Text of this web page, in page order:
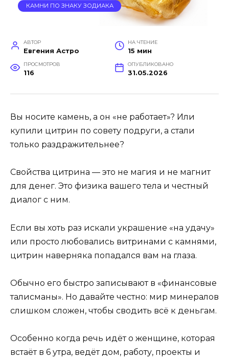
КАМНИ ПО ЗНАКУ ЗОДИАКА
АВТОР
Евгения Астро
НА ЧТЕНИЕ
15 мин
ПРОСМОТРОВ
116
ОПУБЛИКОВАНО
31.05.2026
Вы носите камень, а он «не работает»? Или
купили цитрин по совету подруги, а стали
только раздражительнее?
Свойства цитрина — это не магия и не магнит
для денег. Это физика вашего тела и честный
диалог с ним.
Если вы хоть раз искали украшение «на удачу»
или просто любовались витринами с камнями,
цитрин наверняка попадался вам на глаза.
Обычно его быстро записывают в «финансовые
талисманы». Но давайте честно: мир минералов
слишком сложен, чтобы сводить всё к деньгам.
Особенно когда речь идёт о женщине, которая
встаёт в 6 утра, ведёт дом, работу, проекты и